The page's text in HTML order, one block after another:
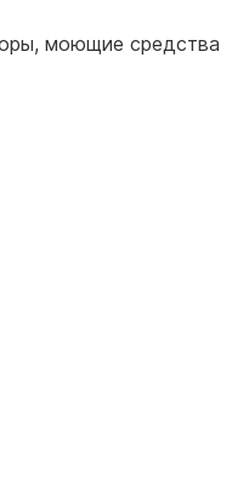
моющие средства